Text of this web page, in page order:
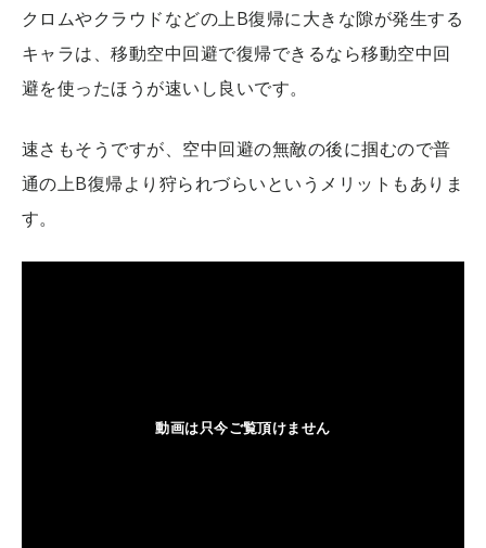
クロムやクラウドなどの上B復帰に大きな隙が発生する
キャラは、移動空中回避で復帰できるなら移動空中回
避を使ったほうが速いし良いです。
速さもそうですが、空中回避の無敵の後に掴むので普
通の上B復帰より狩られづらいというメリットもありま
す。